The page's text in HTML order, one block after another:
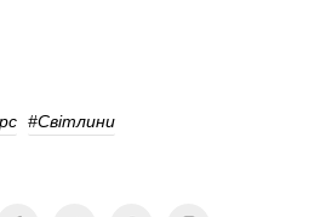
#світлини